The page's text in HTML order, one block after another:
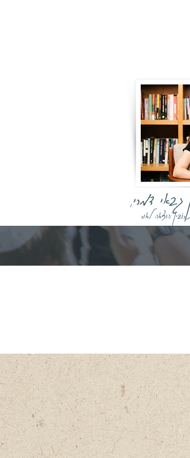
גבאי דמרי,
הוצאה לאור